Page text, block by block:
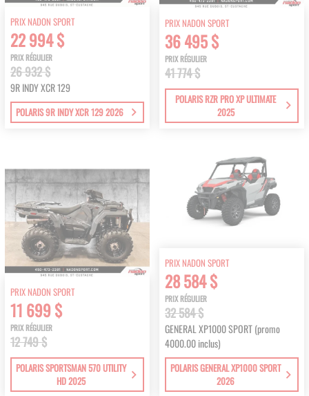
PRIX NADON SPORT
22 994 $
PRIX RÉGULIER
26 932 $
9R INDY XCR 129
POLARIS 9R INDY XCR 129 2026
PRIX NADON SPORT
36 495 $
PRIX RÉGULIER
41 774 $
POLARIS RZR PRO XP ULTIMATE
2025
PRIX NADON SPORT
11 699 $
PRIX RÉGULIER
12 749 $
POLARIS SPORTSMAN 570 UTILITY
HD 2025
PRIX NADON SPORT
28 584 $
PRIX RÉGULIER
32 584 $
GENERAL XP1000 SPORT (promo
4000.00 inclus)
POLARIS GENERAL XP1000 SPORT
2026